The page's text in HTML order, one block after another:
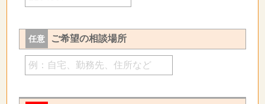
任意 ご希望の相談場所